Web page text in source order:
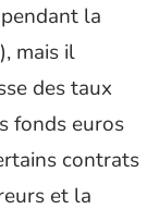
la
mais il
des taux
fonds euros
contrats
et la